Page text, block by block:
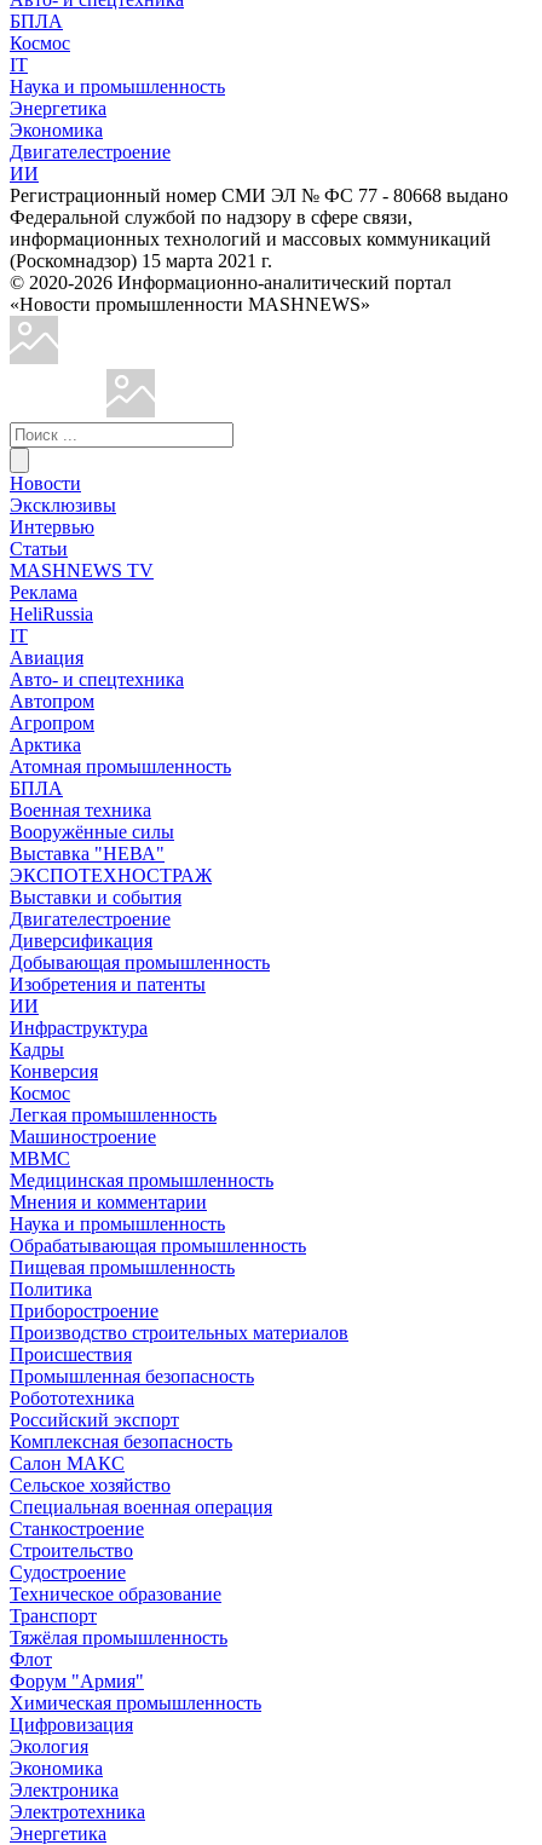
БПЛА
Космос
IT
Наука и промышленность
Энергетика
Экономика
Двигателестроение
ИИ
Регистрационный номер СМИ ЭЛ № ФС 77 - 80668 выдано
Федеральной службой по надзору в сфере связи,
информационных технологий и массовых коммуникаций
(Роскомнадзор) 15 марта 2021 г.
© 2020-2026 Информационно-аналитический портал
«Новости промышленности MASHNEWS»
Новости
Эксклюзивы
Интервью
Статьи
MASHNEWS TV
Реклама
HeliRussia
IT
Авиация
Авто- и спецтехника
Автопром
Агропром
Арктика
Атомная промышленность
БПЛА
Военная техника
Вооружённые силы
Выставка "НЕВА"
ЭКСПОТЕХНОСТРАЖ
Выставки и события
Двигателестроение
Диверсификация
Добывающая промышленность
Изобретения и патенты
ИИ
Инфраструктура
Кадры
Конверсия
Космос
Легкая промышленность
Машиностроение
МВМС
Медицинская промышленность
Мнения и комментарии
Наука и промышленность
Обрабатывающая промышленность
Пищевая промышленность
Политика
Приборостроение
Производство строительных материалов
Происшествия
Промышленная безопасность
Робототехника
Российский экспорт
Комплексная безопасность
Салон МАКС
Сельское хозяйство
Специальная военная операция
Станкостроение
Строительство
Судостроение
Техническое образование
Транспорт
Тяжёлая промышленность
Флот
Форум "Армия"
Химическая промышленность
Цифровизация
Экология
Экономика
Электроника
Электротехника
Энергетика